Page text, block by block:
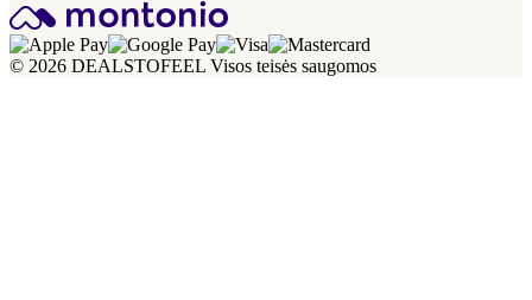
© 2026 DEALSTOFEEL Visos teisės saugomos